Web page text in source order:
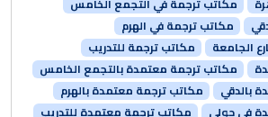
مكاتب ترجمة في الهرم
الجامعة
مكاتب ترجمة للتدريب
مكاتب ترجمة معتمدة بالتجمع الخامس
بالدقي
مكاتب ترجمة معتمدة بالهرم
في حولي
مكاتب ترجمة معتمدة للتدريب